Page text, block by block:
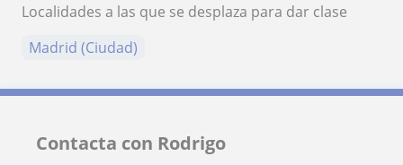
Localidades a las que se desplaza para dar clase
Madrid (Ciudad)
Contacta con Rodrigo